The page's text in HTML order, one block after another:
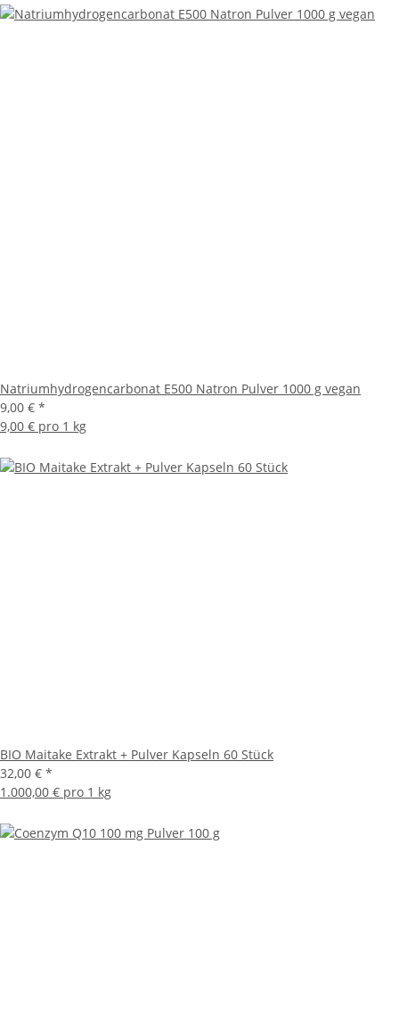
Natriumhydrogencarbonat E500 Natron Pulver 1000 g vegan
9,00 € *
9,00 € pro 1 kg
BIO Maitake Extrakt + Pulver Kapseln 60 Stück
32,00 € *
1.000,00 € pro 1 kg